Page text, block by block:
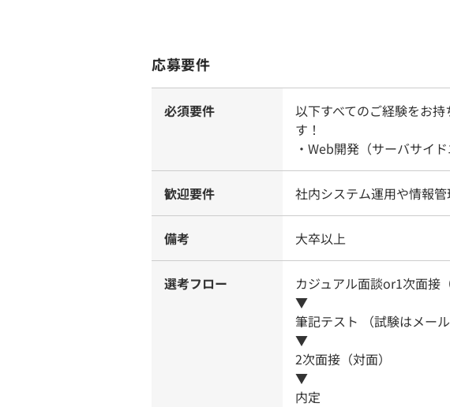
応募要件
必須要件
以下すべてのご経験をお
す！
・Web開発（サーバサイ
歓迎要件 社内システム運用や情報
備考 大卒以上
選考フロー
カジュアル面談or1次面接
▼
筆記テスト （試験はメール
▼
2次面接（対面）
▼
内定